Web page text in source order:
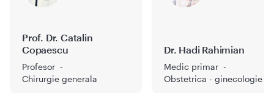
Prof. Dr. Catalin
Copaescu
Profesor
Chirurgie generala
Dr. Hadi Rahimian
Medic primar
Obstetrica - ginecologie